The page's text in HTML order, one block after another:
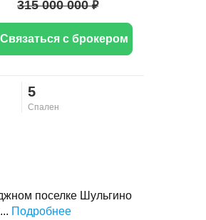
5
Спален
поселке Шульгино
Подробнее
315 000 000 ₽
Связаться с брокером